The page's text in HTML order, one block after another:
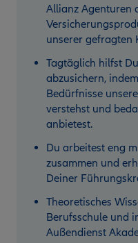
Allianz Agenturen
unserer gefragten
Tagtäglich hilfst
abzusichern,
Bedürfnisse
verstehst und
anbietest.
Du arbeitest eng
zusammen und
Deiner
Theoretisches
Berufsschule und
Außendienst